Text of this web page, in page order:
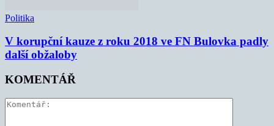
Politika
V korupční kauze z roku 2018 ve FN Bulovka padly
další obžaloby
KOMENTÁŘ